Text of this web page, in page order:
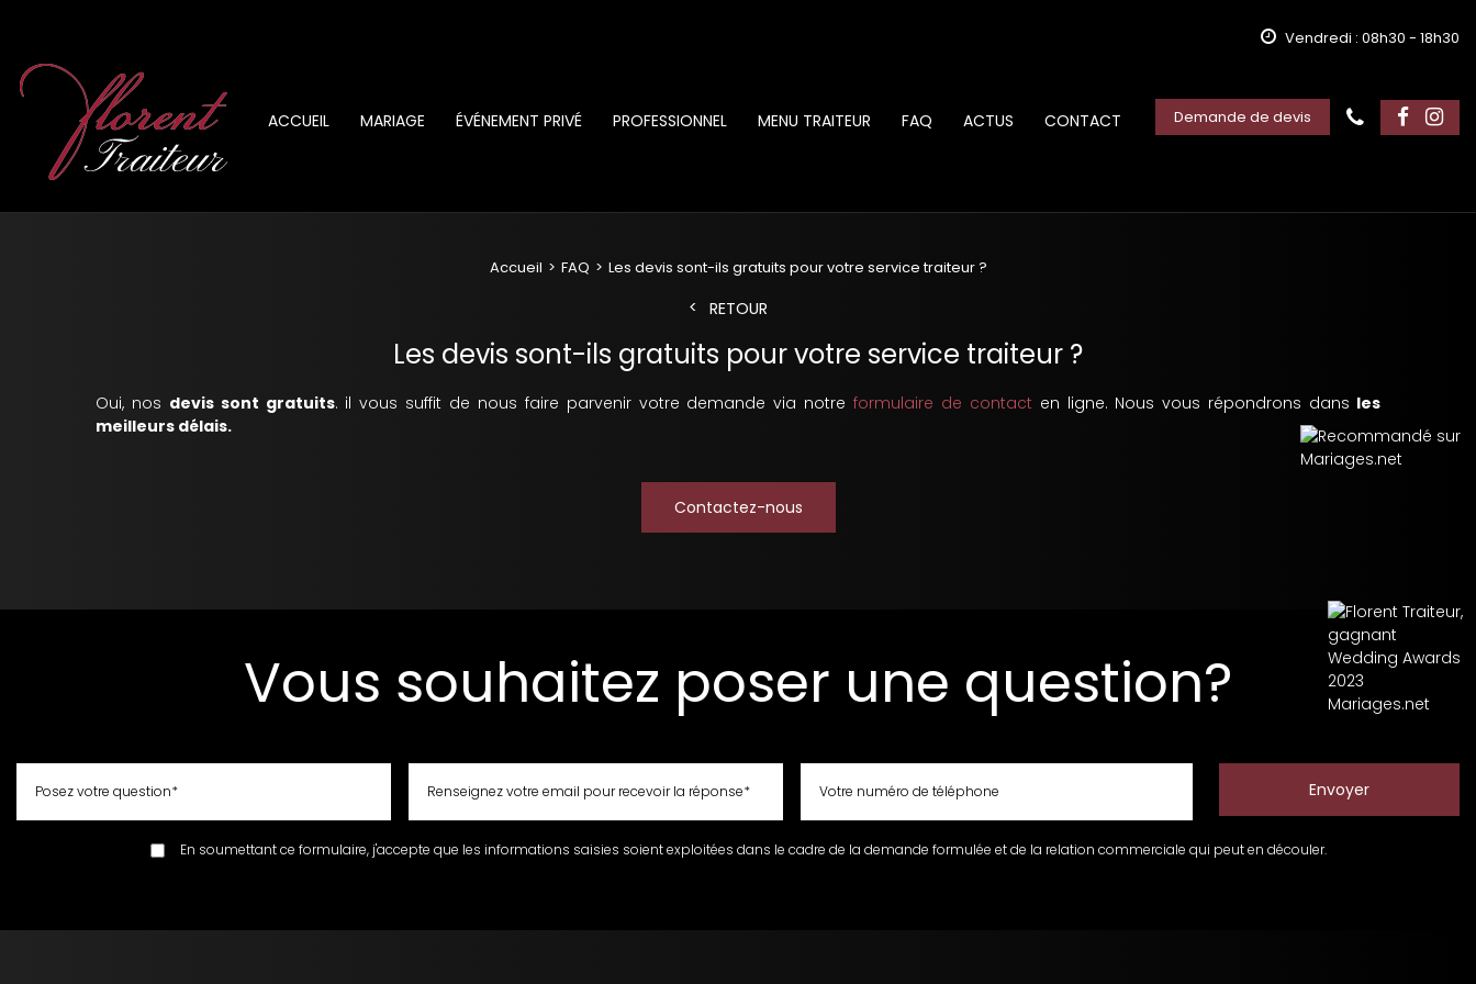
Vendredi : 08h30 - 18h30
ACCUEIL MARIAGE ÉVÉNEMENT PRIVÉ PROFESSIONNEL MENU TRAITEUR FAQ ACTUS CONTACT Demande de devis
Accueil FAQ Les devis sont-ils gratuits pour votre service traiteur ?
RETOUR
Les devis sont-ils gratuits pour votre service traiteur ?
Oui, nos devis sont gratuits. il vous suffit de nous faire parvenir votre demande via notreformulaire de contact en ligne. Nous vous répondrons dans les
meilleurs délais.
Contactez-nous
Vous souhaitez poser une question?
En soumettant ce formulaire, j'accepte que les informations saisies soient exploitées dans le cadre de la demande formulée et de la relation commerciale qui peut en découler.